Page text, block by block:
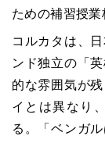
ための補習授業
コルカタは、
ンド独立の「
的な雰囲気が
イとは異なり
る。「ベンガ